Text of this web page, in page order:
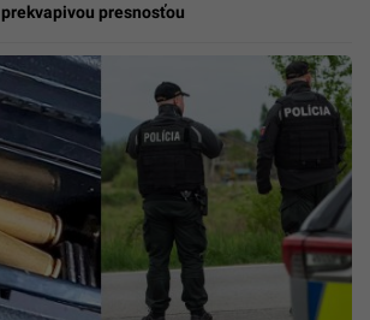
prekvapivou presnosťou